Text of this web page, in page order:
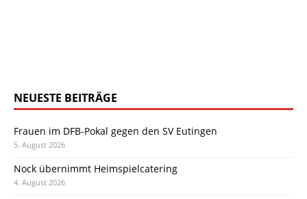
NEUESTE BEITRÄGE
Frauen im DFB-Pokal gegen den SV Eutingen
5. August 2026
Nock übernimmt Heimspielcatering
4. August 2026